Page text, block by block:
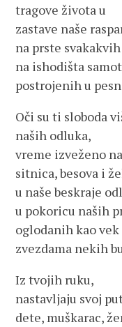
tragove života u
zastave naše
na prste
na ishodišta
postrojenih u
Oči su ti sloboda
naših odluka,
vreme izveženo
sitnica, besova i
u naše beskraje
u pokoricu naših
oglodanih kao vek
zvezdama nekih
Iz tvojih ruku,
nastavljaju svoj
dete, muškarac,